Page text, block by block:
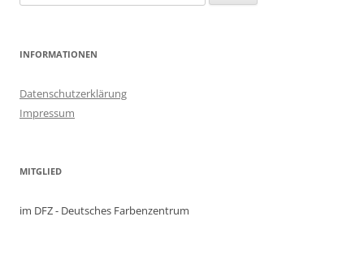
nach:
INFORMATIONEN
Datenschutzerklärung
Impressum
MITGLIED
im DFZ - Deutsches Farbenzentrum